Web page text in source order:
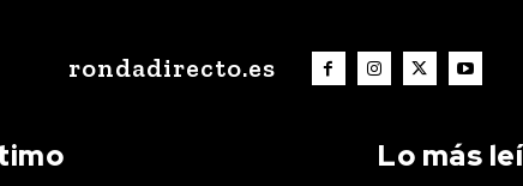
rondadirecto.es
Lo más